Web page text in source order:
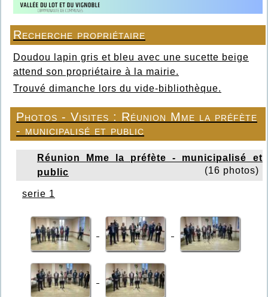
Recherche propriétaire
Doudou lapin gris et bleu avec une sucette beige
attend son propriétaire à la mairie.
Trouvé dimanche lors du vide-bibliothèque.
Photos - Visites : Réunion Mme la préfète
- municipalisé et public
Réunion Mme la préfète - municipalisé et
public
(16 photos)
serie 1